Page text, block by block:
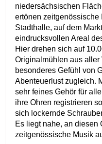
niedersächsischen
ertönen zeitgenössische
Stadthalle, auf dem
eindrucksvollen Areal
Hier drehen sich auf
Originalmühlen aus aller
besonderes Gefühl von
Abenteuerlust zugleich.
sehr feines Gehör für
ihre Ohren registrieren
sich lockernde
Es liegt nahe, an diesen
zeitgenössische Musik